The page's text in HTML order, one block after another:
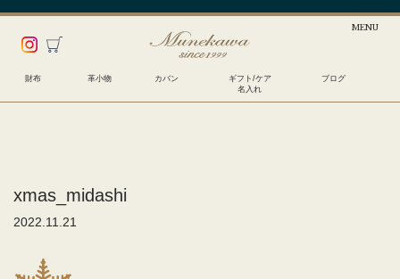
財布 革小物 カバン
ギフト/ケア
名入れ
ブログ
xmas_midashi
2022.11.21